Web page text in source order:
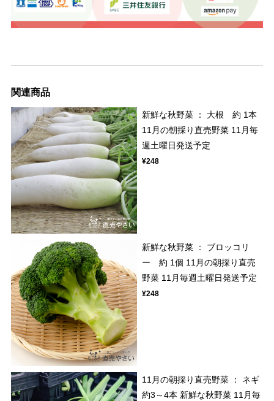
関連商品
新鮮な秋野菜 ： 大根 約 1本
11月の朝採り直売野菜 11月毎
週土曜日発送予定
¥248
新鮮な秋野菜 ： ブロッコリ
ー 約 1個 11月の朝採り直売
野菜 11月毎週土曜日発送予定
¥248
11月の朝採り直売野菜 ： ネギ
約3～4本 新鮮な秋野菜 11月毎